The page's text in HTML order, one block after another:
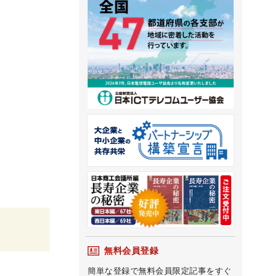
無料会員登録
簡単な登録で無料会員限定記事をすぐ